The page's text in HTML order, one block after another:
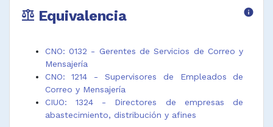
planta de
courier
balance Equivalencia info
CNO: 0132 - Gerentes de Servicios de Correo y
Mensajería
CNO: 1214 - Supervisores de Empleados de
Correo y Mensajería
CIUO: 1324 - Directores de empresas de
abastecimiento, distribución y afines